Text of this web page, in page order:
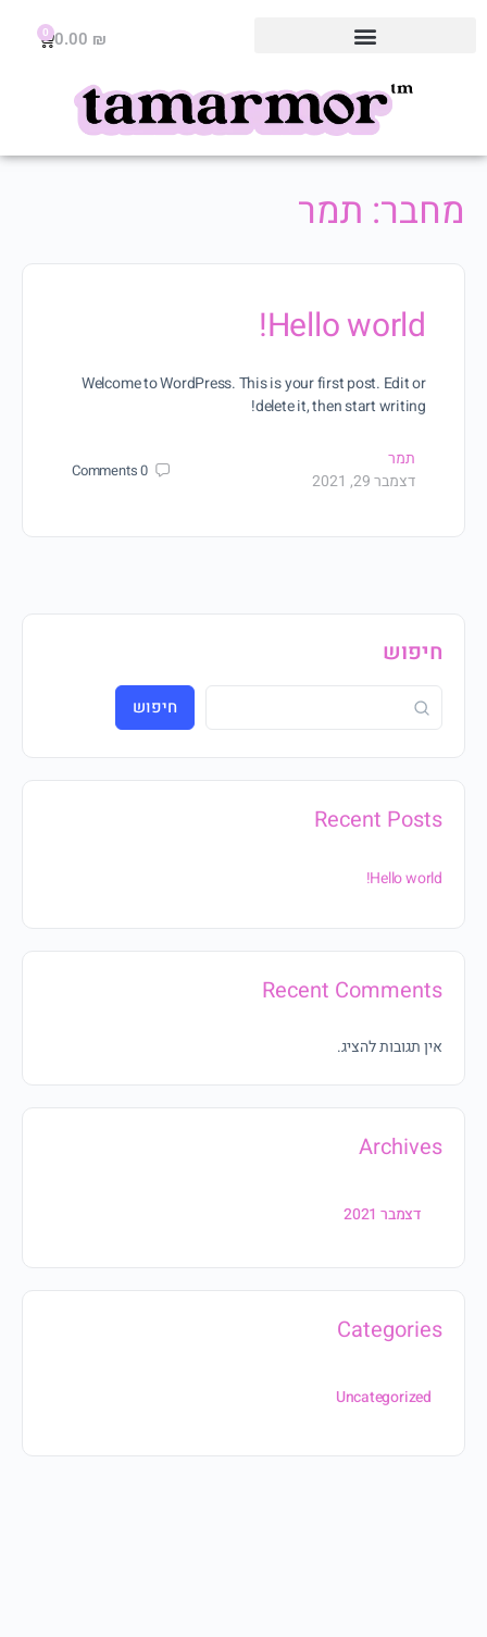
0.00 ₪
0
מחבר: תמר
Hello world!
Welcome to WordPress. This is your first post. Edit or
delete it, then start writing!
תמר
דצמבר 29, 2021
0
Comments
חיפוש
חיפוש
Recent Posts
Hello world!
Recent Comments
אין תגובות להציג.
Archives
דצמבר 2021
Categories
Uncategorized